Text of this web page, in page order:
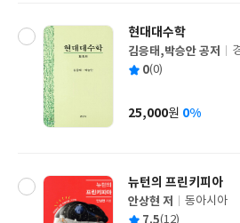
현대대수학
글
쓴
김응태,박승안 공저
출
사
평 0(0)
가
25,000원 0%
뉴턴의 프린키피아
글
안상현 저
동아시아
평
(12)